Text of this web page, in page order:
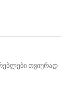
თვიურად